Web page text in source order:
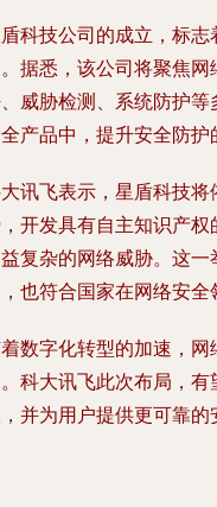
科技公司的成立，标
据悉，该公司将聚焦
威胁检测、系统防护
产品中，提升安全防护
讯飞表示，星盾科技
开发具有自主知识产
复杂的网络威胁。这
也符合国家在网络安全
数字化转型的加速，
科大讯飞此次布局，
并为用户提供更可靠的